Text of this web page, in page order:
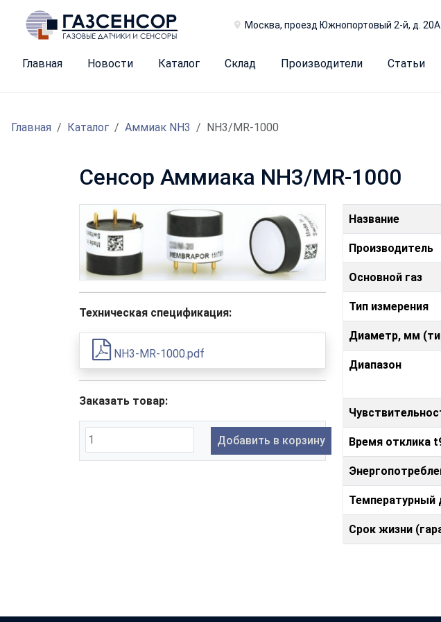
Москва, проезд Южнопортовый 2-й, д. 20А
Главная Новости Каталог Склад Производители Статьи
Главная Каталог Аммиак NH3 NH3/MR-1000
Сенсор Аммиака NH3/MR-1000
Техническая спецификация:
NH3-MR-1000.pdf
Заказать товар:
Добавить в корзину
Название
Производитель
Основной газ
Тип измерения
Диаметр, мм
Диапазон
Время отклика
Температурный
Срок жизни